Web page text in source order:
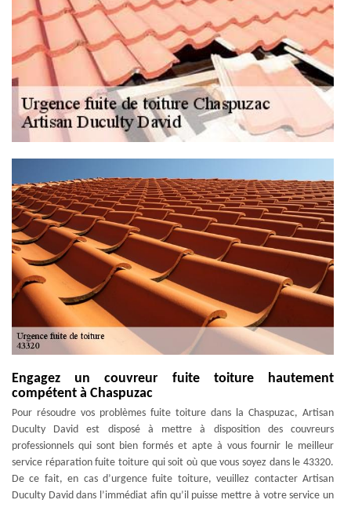
Engagez un couvreur fuite toiture hautement
compétent à Chaspuzac
Pour résoudre vos problèmes fuite toiture dans la Chaspuzac, Artisan
Duculty David est disposé à mettre à disposition des couvreurs
professionnels qui sont bien formés et apte à vous fournir le meilleur
service réparation fuite toiture qui soit où que vous soyez dans le 43320.
De ce fait, en cas d’urgence fuite toiture, veuillez contacter Artisan
Duculty David dans l’immédiat afin qu’il puisse mettre à votre service un